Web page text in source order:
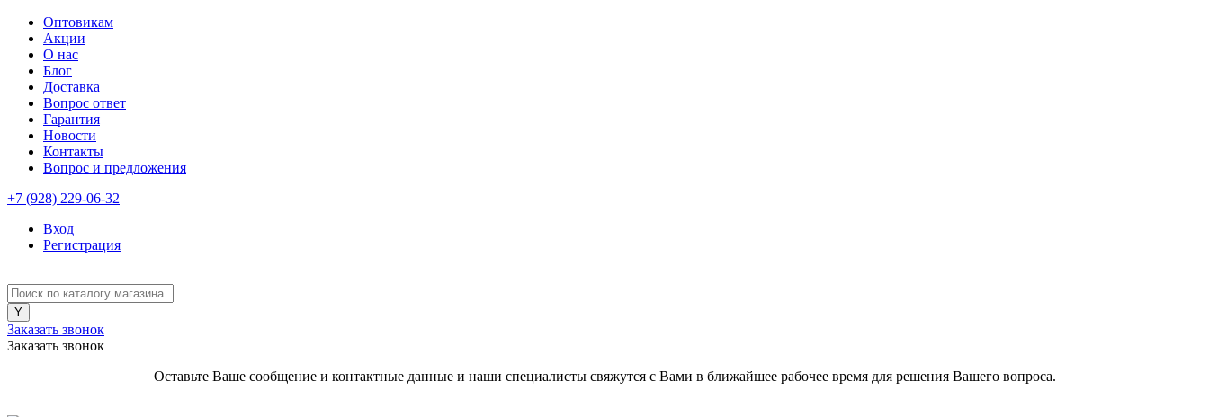
Оптовикам
Акции
О нас
Блог
Доставка
Вопрос ответ
Гарантия
Новости
Контакты
Вопрос и предложения
+7 (928) 229-06-32
Вход
Регистрация
Заказать звонок
Заказать звонок
Оставьте Ваше сообщение и контактные данные и наши специалисты свяжутся с Вами в ближайшее рабочее время для решения Вашего вопроса.